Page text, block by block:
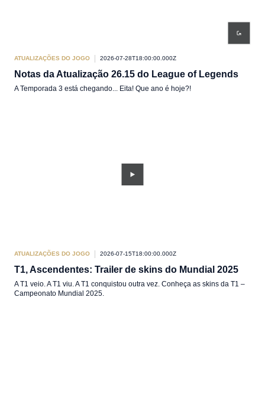
ATUALIZAÇÕES DO JOGO 2026-07-28T18:00:00.000Z
Notas da Atualização 26.15 do League of Legends
A Temporada 3 está chegando... Eita! Que ano é hoje?!
ATUALIZAÇÕES DO JOGO 2026-07-15T18:00:00.000Z
T1, Ascendentes: Trailer de skins do Mundial 2025
A T1 veio. A T1 viu. A T1 conquistou outra vez. Conheça as skins da T1 –
Campeonato Mundial 2025.